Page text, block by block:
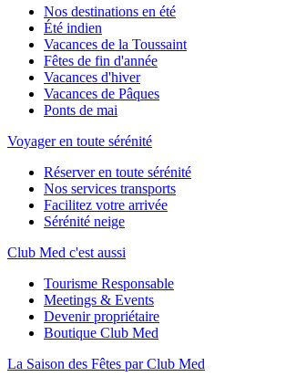
Nos destinations en été
Été indien
Vacances de la Toussaint
Fêtes de fin d'année
Vacances d'hiver
Vacances de Pâques
Ponts de mai
Voyager en toute sérénité
Réserver en toute sérénité
Nos services transports
Facilitez votre arrivée
Sérénité neige
Club Med c'est aussi
Tourisme Responsable
Meetings & Events
Devenir propriétaire
Boutique Club Med
La Saison des Fêtes par Club Med